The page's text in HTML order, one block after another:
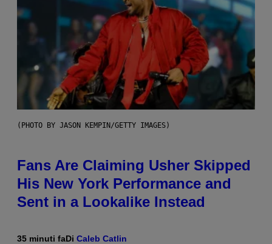
(PHOTO BY JASON KEMPIN/GETTY IMAGES)
Fans Are Claiming Usher Skipped
His New York Performance and
Sent in a Lookalike Instead
35 minuti faDi Caleb Catlin